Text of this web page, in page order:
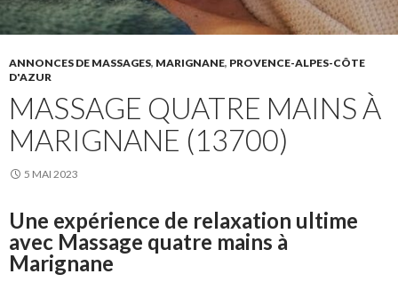
ANNONCES DE MASSAGES, MARIGNANE, PROVENCE-ALPES-CÔTE
D'AZUR
MASSAGE QUATRE MAINS À
MARIGNANE (13700)
5 MAI 2023
Une expérience de relaxation ultime
avec Massage quatre mains à
Marignane